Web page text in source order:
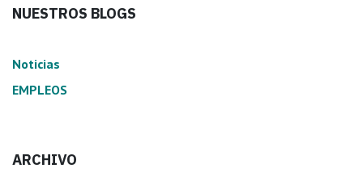
NUESTROS BLOGS
Noticias
EMPLEOS
ARCHIVO